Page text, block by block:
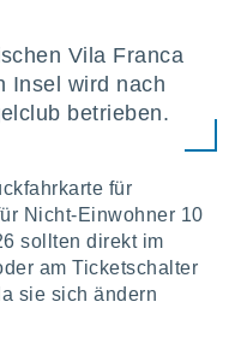
Vila Franca
Insel wird nach
betrieben.
für
Nicht-Einwohner 10
sollten direkt im
am Ticketschalter
sie sich ändern